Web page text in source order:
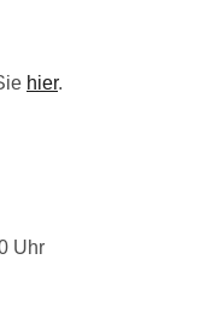
hier.
Uhr